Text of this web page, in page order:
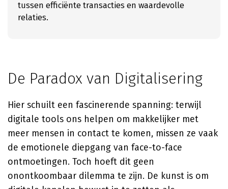
tussen efficiënte transacties en waardevolle
relaties.
De Paradox van Digitalisering
Hier schuilt een fascinerende spanning: terwijl
digitale tools ons helpen om makkelijker met
meer mensen in contact te komen, missen ze vaak
de emotionele diepgang van face-to-face
ontmoetingen. Toch hoeft dit geen
onontkoombaar dilemma te zijn. De kunst is om